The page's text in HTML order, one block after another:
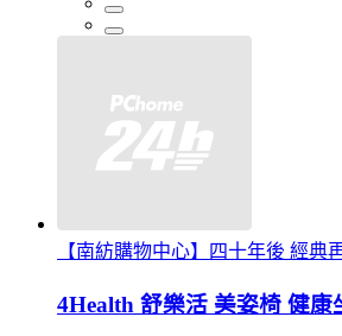
【南紡購物中心】四十年後 經典
4Health 舒樂活 美姿椅 健康